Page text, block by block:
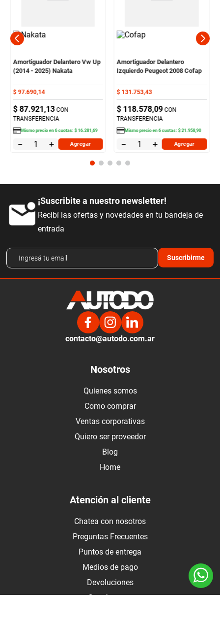
Amortiguador Delantero Vw Up
(2014 - 2025) Nakata
$ 97.690,14
$ 87.921,13 CON
TRANSFERENCIA
Mismo precio en6cuotas:$ 16.281 ,69
＋
－ Agregar
Amortiguador Delantero
Izquierdo Peugeot 2008 Cofap
$ 131 .753,43
$ 118.578,09 CON
TRANSFERENCIA
Mismo precio en6cuotas:$ 21 .958,90
＋
－ Agregar
¡Suscribite a nuestro newsletter!
Recibí las ofertas y novedades en tu bandeja de
entrada
Suscribirme
contacto@autodo.com.ar
Nosotros
Quienes somos
Como comprar
Ventas corporativas
Quiero ser proveedor
Blog
Home
Atención al cliente
Chatea con nosotros
Preguntas Frecuentes
Puntos de entrega
Medios de pago
Devoluciones
Contáctanos